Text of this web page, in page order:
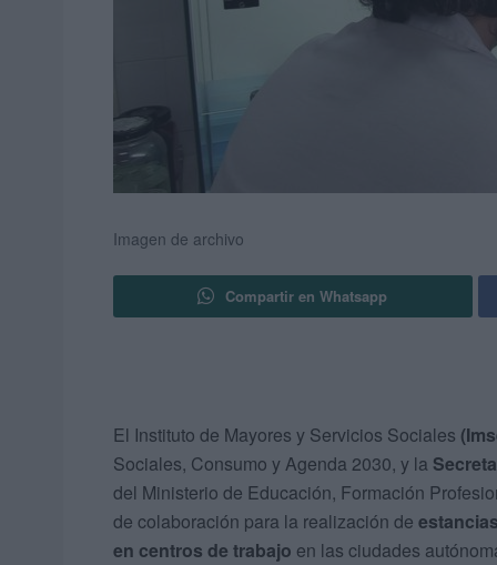
Imagen de archivo
Compartir en Whatsapp
El Instituto de Mayores y Servicios Sociales
Sociales, Consumo y Agenda 2030, y la
del Ministerio de Educación, Formación
de colaboración para la realización de
en centros de trabajo en las ciudades